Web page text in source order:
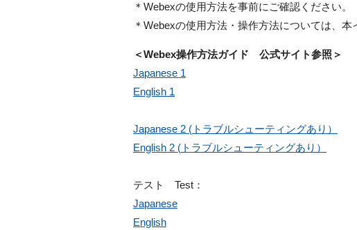
＊Webexの使用方法を事前にご確認ください。
＊Webexの使用方法・操作方法については、本
＜Webex操作方法ガイド 公式サイト参照＞
Japanese 1
English 1
Japanese 2 ( トラブルシューティングあり）
English 2 ( トラブルシューティングあり）
テスト Test：
Japanese
English